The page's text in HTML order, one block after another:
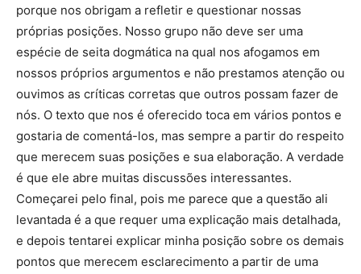
porque nos obrigam a refletir e questionar nossas
próprias posições. Nosso grupo não deve ser uma
espécie de seita dogmática na qual nos afogamos em
nossos próprios argumentos e não prestamos atenção ou
ouvimos as críticas corretas que outros possam fazer de
nós. O texto que nos é oferecido toca em vários pontos e
gostaria de comentá-los, mas sempre a partir do respeito
que merecem suas posições e sua elaboração. A verdade
é que ele abre muitas discussões interessantes.
Começarei pelo final, pois me parece que a questão ali
levantada é a que requer uma explicação mais detalhada,
e depois tentarei explicar minha posição sobre os demais
pontos que merecem esclarecimento a partir de uma